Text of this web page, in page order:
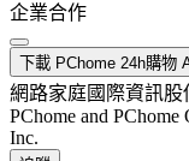
企業合作
下載 PChome 24h購物
網路家庭國際資訊
PChome and PChome
Inc.